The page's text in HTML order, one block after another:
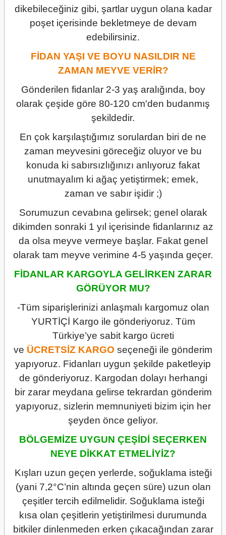
dikebileceğiniz gibi, şartlar uygun olana kadar
poşet içerisinde bekletmeye de devam
edebilirsiniz.
FİDAN YAŞI VE BOYU NASILDIR NE
ZAMAN MEYVE VERİR?
Gönderilen fidanlar 2-3 yaş aralığında, boy
olarak çeşide göre 80-120 cm'den budanmış
şekildedir.
En çok karşılaştığımız sorulardan biri de ne
zaman meyvesini göreceğiz oluyor ve bu
konuda ki sabırsızlığınızı anlıyoruz fakat
unutmayalım ki ağaç yetiştirmek; emek,
zaman ve sabır işidir ;)
Sorumuzun cevabına gelirsek; genel olarak
dikimden sonraki 1 yıl içerisinde fidanlarınız az
da olsa meyve vermeye başlar. Fakat genel
olarak tam meyve verimine 4-5 yaşında geçer.
FİDANLAR KARGOYLA GELİRKEN ZARAR
GÖRÜYOR MU?
-Tüm siparişlerinizi anlaşmalı kargomuz olan
YURTİÇİ Kargo ile gönderiyoruz. Tüm
Türkiye’ye sabit kargo ücreti
ve ÜCRETSİZ KARGO seçeneği ile gönderim
yapıyoruz. Fidanları uygun şekilde paketleyip
de gönderiyoruz. Kargodan dolayı herhangi
bir zarar meydana gelirse tekrardan gönderim
yapıyoruz, sizlerin memnuniyeti bizim için her
şeyden önce geliyor.
BÖLGEMİZE UYGUN ÇEŞİDİ SEÇERKEN
NEYE DİKKAT ETMELİYİZ?
Kışları uzun geçen yerlerde, soğuklama isteği
(yani 7,2°C’nin altında geçen süre) uzun olan
çeşitler tercih edilmelidir. Soğuklama isteği
kısa olan çeşitlerin yetiştirilmesi durumunda
bitkiler dinlenmeden erken çıkacağından zarar